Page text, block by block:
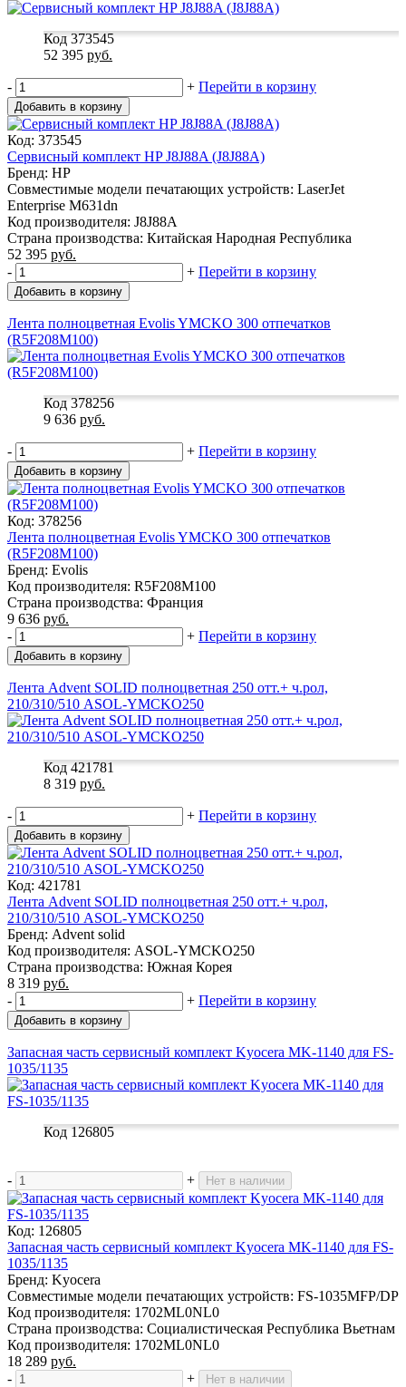
Код 373545
52 395 руб.
- + Перейти в корзину
Добавить в корзину
Код: 373545
Сервисный комплект HP J8J88A (J8J88A)
Бренд: HP
Совместимые модели печатающих устройств: LaserJet
Enterprise M631dn
Код производителя: J8J88A
Страна производства: Китайская Народная Республика
52 395 руб.
-
+ Перейти в корзину
Добавить в корзину
Лента полноцветная Evolis YMCKO 300 отпечатков
(R5F208M100)
Код 378256
9 636 руб.
- + Перейти в корзину
Добавить в корзину
Код: 378256
Лента полноцветная Evolis YMCKO 300 отпечатков
(R5F208M100)
Бренд: Evolis
Код производителя: R5F208M100
Страна производства: Франция
9 636 руб.
-
+ Перейти в корзину
Добавить в корзину
Лента Advent SOLID полноцветная 250 отт.+ ч.рол,
210/310/510 ASOL-YMCKO250
Код 421781
8 319 руб.
- + Перейти в корзину
Добавить в корзину
Код: 421781
Лента Advent SOLID полноцветная 250 отт.+ ч.рол,
210/310/510 ASOL-YMCKO250
Бренд: Advent solid
Код производителя: ASOL-YMCKO250
Страна производства: Южная Корея
8 319 руб.
-
+ Перейти в корзину
Добавить в корзину
Запасная часть сервисный комплект Kyocera MK-1140 для FS-
1035/1135
Код 126805
- + Нет в наличии
Код: 126805
Запасная часть сервисный комплект Kyocera MK-1140 для FS-
1035/1135
Бренд: Kyocera
Совместимые модели печатающих устройств: FS-1035MFP/DP
Код производителя: 1702ML0NL0
Страна производства: Социалистическая Республика Вьетнам
Код производителя: 1702ML0NL0
18 289 руб.
-
+ Нет в наличии